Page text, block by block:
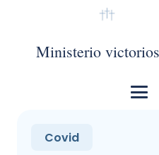
Ministerio
Covid